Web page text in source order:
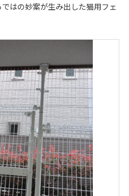
はの妙案が生み出した猫用フェ